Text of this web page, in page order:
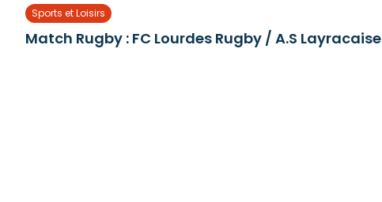
Sports et Loisirs
Match Rugby : FC Lourdes Rugby / A.S Layracaise